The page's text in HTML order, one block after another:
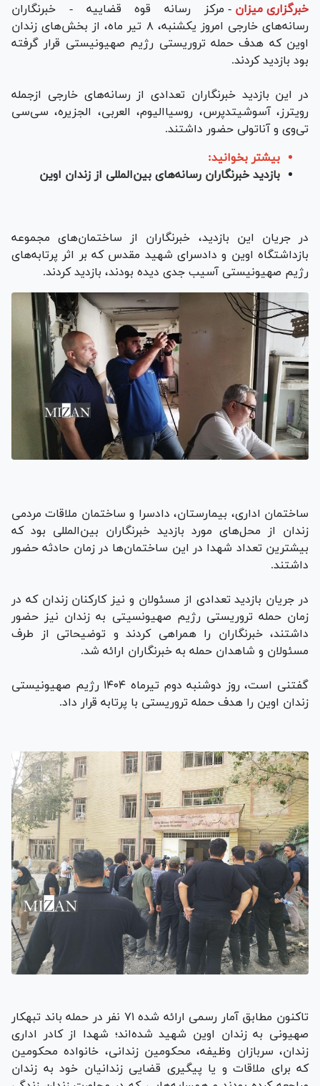
خبرگزاری میزان - مرکز رسانه قوه قضاییه - خبرنگاران
رسانه‌های خارجی امروز یکشنبه، ۸ تیر ماه، از بخش‌های زندان
اوین که هدف حمله تروریستی رژیم صهیونیستی قرار گرفته
بود بازدید کردند.
در این بازدید خبرنگاران تعدادی از رسانه‌های خارجی ازجمله
رویترز، آسوشیتدپرس، روسیاالیوم، العربی، الجزیره، سی‌سی
تی‌وی و آناتولی حضور داشتند.
بیشتر بخوانید:
بازدید خبرنگاران رسانه‌های بین‌المللی از زندان اوین
در جریان این بازدید، خبرنگاران از ساختمان‌های مجموعه
بازداشتگاه اوین و دادسرای شهید مقدس که بر اثر پرتابه‌های
رژیم صهیونیستی آسیب جدی دیده بودند، بازدید کردند.
ساختمان اداری، بیمارستان، دادسرا و ساختمان ملاقات مردمی
زندان از محل‌های مورد بازدید خبرنگاران بین‌المللی بود که
بیشترین تعداد شهدا در این ساختمان‌ها در زمان حادثه حضور
داشتند.
در جریان بازدید تعدادی از مسئولان و نیز کارکنان زندان که در
زمان حمله تروریستی رژیم صهیونسیتی به زندان نیز حضور
داشتند، خبرنگاران را همراهی کردند و توضیحاتی از طرف
مسئولان و شاهدان حمله به خبرنگاران ارائه شد.
گفتنی است، روز دوشنبه دوم تیرماه ۱۴۰۴ رژیم صهیونیستی
زندان اوین را هدف حمله تروریستی با پرتابه قرار داد.
تاکنون مطابق آمار رسمی ارائه شده ۷۱ نفر در حمله باند تبهکار
صهیونی به زندان اوین شهید شده‌اند؛ شهدا از کادر اداری
زندان، سربازان وظیفه، محکومین زندانی، خانواده محکومین
که برای ملاقات و یا پیگیری قضایی زندانیان خود به زندان